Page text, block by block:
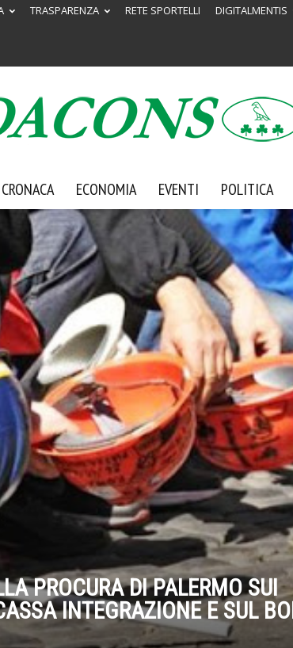
TRASPARENZA RETE SPORTELLI DIGITALMENTIS
Codacons
Sicilia
CRONACA ECONOMIA EVENTI POLITICA
PROCURA DI PALERMO SUI
INTEGRAZIONE E SUL